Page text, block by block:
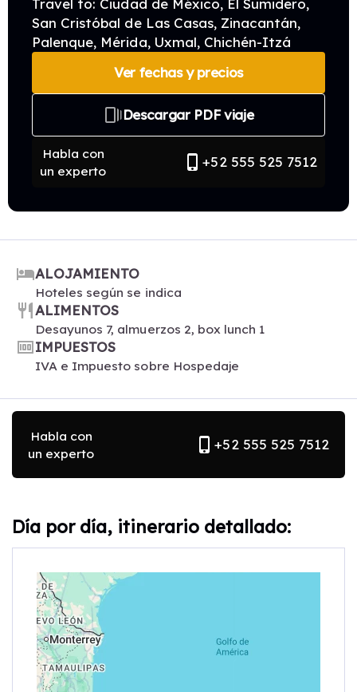
Travel to: Ciudad de México, El Sumidero,
San Cristóbal de Las Casas, Zinacantán,
Palenque, Mérida, Uxmal, Chichén-Itzá
Ver fechas y precios
web_storiesDescargar PDF viaje
Habla con
un experto
phone_iphone+52 555 525 7512
hotelALOJAMIENTO
Hoteles según se indica
restaurant ALIMENTOS
Desayunos 7, almuerzos 2, box lunch 1
moneyIMPUESTOS
IVA e Impuesto sobre Hospedaje
Habla con
un experto
phone_iphone+52 555 525 7512
Día por día, itinerario detallado: